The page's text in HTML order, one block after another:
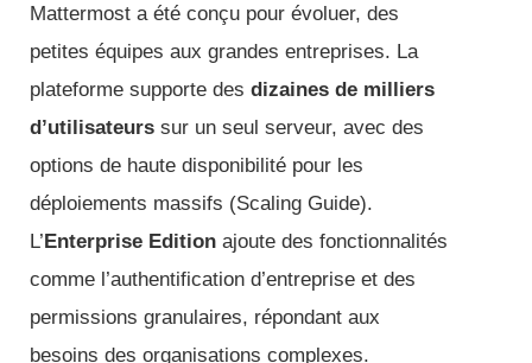
Mattermost a été conçu pour évoluer, des
petites équipes aux grandes entreprises. La
plateforme supporte des dizaines de milliers
d’utilisateurs sur un seul serveur, avec des
options de haute disponibilité pour les
déploiements massifs (Scaling Guide).
L’Enterprise Edition ajoute des fonctionnalités
comme l’authentification d’entreprise et des
permissions granulaires, répondant aux
besoins des organisations complexes.